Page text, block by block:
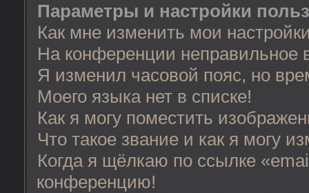
Параметры и настройки
Как мне изменить мои
На конференции неправильное
Я изменил часовой пояс, но
Моего языка нет в списке!
Как я могу поместить
Что такое звание и как я могу
Когда я щёлкаю по ссылке
конференцию!